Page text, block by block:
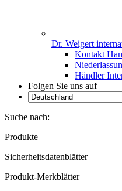
Dr. Weigert
Kontakt
Händler
Folgen Sie uns auf
Suche nach:
Produkte
Sicherheitsdatenblätter
Produkt-Merkblätter